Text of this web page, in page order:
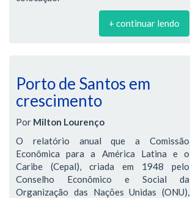
+ continuar lendo
Porto de Santos em
crescimento
Por Milton Lourenço
O relatório anual que a Comissão
Econômica para a América Latina e o
Caribe (Cepal), criada em 1948 pelo
Conselho Econômico e Social da
Organização das Nações Unidas (ONU),